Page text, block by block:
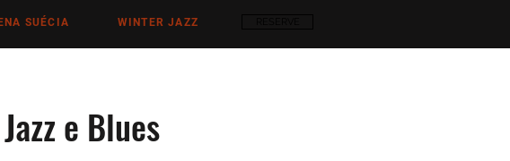
SUÉCIA WINTER JAZZ
e Blues